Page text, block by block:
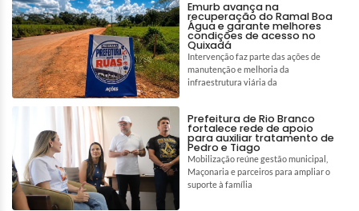
Emurb avança na
recuperação do Ramal Boa
Água e garante melhores
condições de acesso no
Quixadá
Intervenção faz parte das ações de
manutenção e melhoria da
infraestrutura viária da
Prefeitura de Rio Branco
fortalece rede de apoio
para auxiliar tratamento de
Pedro e Tiago
Mobilização reúne gestão municipal,
Maçonaria e parceiros para ampliar o
suporte à família